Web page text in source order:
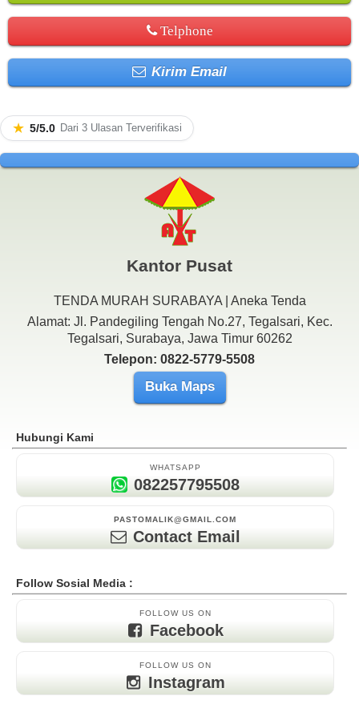
Telphone
Kirim Email
★ 5/5.0 Dari 3 Ulasan Terverifikasi
Kantor Pusat
TENDA MURAH SURABAYA | Aneka Tenda
Alamat: Jl. Pandegiling Tengah No.27, Tegalsari, Kec.
Tegalsari, Surabaya, Jawa Timur 60262
Telepon: 0822-5779-5508
Buka Maps
Hubungi Kami
WHATSAPP
082257795508
PASTOMALIK@GMAIL.COM
Contact Email
Follow Sosial Media :
FOLLOW US ON
Facebook
FOLLOW US ON
Instagram